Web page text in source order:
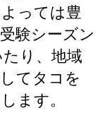
っては豊
験シーズン
り、地域
てタコを
ます。